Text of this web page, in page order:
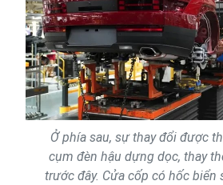
Ở phía sau, sự thay đổi được
cụm đèn hậu dựng dọc, thay
trước đây. Cửa cốp có hốc biển